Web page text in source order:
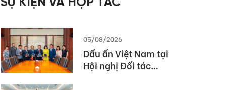
SỰ KIỆN VÀ HỢP TÁC
05/08/2026
Dấu ấn Việt Nam tại
Hội nghị Đối tác